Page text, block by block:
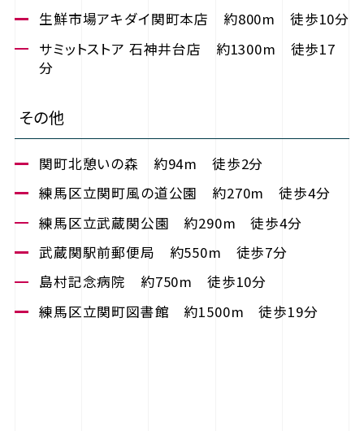
生鮮市場アキダイ関町本店 約800m 徒歩10分
サミットストア 石神井台店 約1300m 徒歩17
分
その他
関町北憩いの森 約94m 徒歩2分
練馬区立関町風の道公園 約270m 徒歩4分
練馬区立武蔵関公園 約290m 徒歩4分
武蔵関駅前郵便局 約550m 徒歩7分
島村記念病院 約750m 徒歩10分
練馬区立関町図書館 約1500m 徒歩19分